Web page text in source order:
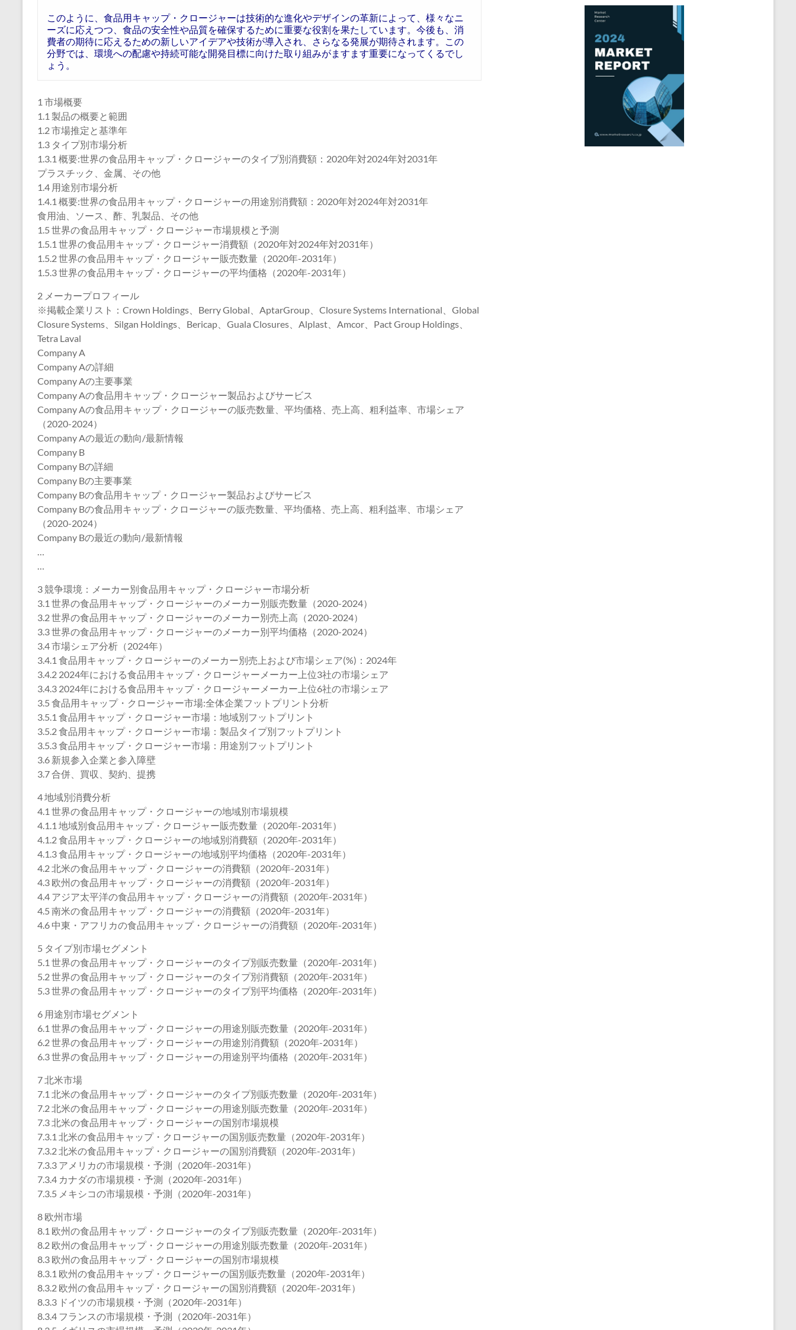
このように、食品用キャップ・クロージャーは技術的な進化やデザインの革新によって、様々なニ
ーズに応えつつ、食品の安全性や品質を確保するために重要な役割を果たしています。今後も、消
費者の期待に応えるための新しいアイデアや技術が導入され、さらなる発展が期待されます。この
分野では、環境への配慮や持続可能な開発目標に向けた取り組みがますます重要になってくるでし
ょう。
1 市場概要
1.1 製品の概要と範囲
1.2 市場推定と基準年
1.3 タイプ別市場分析
1.3.1 概要:世界の食品用キャップ・クロージャーのタイプ別消費額：2020年対2024年対2031年
プラスチック、金属、その他
1.4 用途別市場分析
1.4.1 概要:世界の食品用キャップ・クロージャーの用途別消費額：2020年対2024年対2031年
食用油、ソース、酢、乳製品、その他
1.5 世界の食品用キャップ・クロージャー市場規模と予測
1.5.1 世界の食品用キャップ・クロージャー消費額（2020年対2024年対2031年）
1.5.2 世界の食品用キャップ・クロージャー販売数量（2020年-2031年）
1.5.3 世界の食品用キャップ・クロージャーの平均価格（2020年-2031年）
2 メーカープロフィール
※掲載企業リスト：Crown Holdings、Berry Global、AptarGroup、Closure Systems International、Global
Closure Systems、Silgan Holdings、Bericap、Guala Closures、Alplast、Amcor、Pact Group Holdings、
Tetra Laval
Company A
Company Aの詳細
Company Aの主要事業
Company Aの食品用キャップ・クロージャー製品およびサービス
Company Aの食品用キャップ・クロージャーの販売数量、平均価格、売上高、粗利益率、市場シェア
（2020-2024）
Company Aの最近の動向/最新情報
Company B
Company Bの詳細
Company Bの主要事業
Company Bの食品用キャップ・クロージャー製品およびサービス
Company Bの食品用キャップ・クロージャーの販売数量、平均価格、売上高、粗利益率、市場シェア
（2020-2024）
Company Bの最近の動向/最新情報
…
…
3 競争環境：メーカー別食品用キャップ・クロージャー市場分析
3.1 世界の食品用キャップ・クロージャーのメーカー別販売数量（2020-2024）
3.2 世界の食品用キャップ・クロージャーのメーカー別売上高（2020-2024）
3.3 世界の食品用キャップ・クロージャーのメーカー別平均価格（2020-2024）
3.4 市場シェア分析（2024年）
3.4.1 食品用キャップ・クロージャーのメーカー別売上および市場シェア(%)：2024年
3.4.2 2024年における食品用キャップ・クロージャーメーカー上位3社の市場シェア
3.4.3 2024年における食品用キャップ・クロージャーメーカー上位6社の市場シェア
3.5 食品用キャップ・クロージャー市場:全体企業フットプリント分析
3.5.1 食品用キャップ・クロージャー市場：地域別フットプリント
3.5.2 食品用キャップ・クロージャー市場：製品タイプ別フットプリント
3.5.3 食品用キャップ・クロージャー市場：用途別フットプリント
3.6 新規参入企業と参入障壁
3.7 合併、買収、契約、提携
4 地域別消費分析
4.1 世界の食品用キャップ・クロージャーの地域別市場規模
4.1.1 地域別食品用キャップ・クロージャー販売数量（2020年-2031年）
4.1.2 食品用キャップ・クロージャーの地域別消費額（2020年-2031年）
4.1.3 食品用キャップ・クロージャーの地域別平均価格（2020年-2031年）
4.2 北米の食品用キャップ・クロージャーの消費額（2020年-2031年）
4.3 欧州の食品用キャップ・クロージャーの消費額（2020年-2031年）
4.4 アジア太平洋の食品用キャップ・クロージャーの消費額（2020年-2031年）
4.5 南米の食品用キャップ・クロージャーの消費額（2020年-2031年）
4.6 中東・アフリカの食品用キャップ・クロージャーの消費額（2020年-2031年）
5 タイプ別市場セグメント
5.1 世界の食品用キャップ・クロージャーのタイプ別販売数量（2020年-2031年）
5.2 世界の食品用キャップ・クロージャーのタイプ別消費額（2020年-2031年）
5.3 世界の食品用キャップ・クロージャーのタイプ別平均価格（2020年-2031年）
6 用途別市場セグメント
6.1 世界の食品用キャップ・クロージャーの用途別販売数量（2020年-2031年）
6.2 世界の食品用キャップ・クロージャーの用途別消費額（2020年-2031年）
6.3 世界の食品用キャップ・クロージャーの用途別平均価格（2020年-2031年）
7 北米市場
7.1 北米の食品用キャップ・クロージャーのタイプ別販売数量（2020年-2031年）
7.2 北米の食品用キャップ・クロージャーの用途別販売数量（2020年-2031年）
7.3 北米の食品用キャップ・クロージャーの国別市場規模
7.3.1 北米の食品用キャップ・クロージャーの国別販売数量（2020年-2031年）
7.3.2 北米の食品用キャップ・クロージャーの国別消費額（2020年-2031年）
7.3.3 アメリカの市場規模・予測（2020年-2031年）
7.3.4 カナダの市場規模・予測（2020年-2031年）
7.3.5 メキシコの市場規模・予測（2020年-2031年）
8 欧州市場
8.1 欧州の食品用キャップ・クロージャーのタイプ別販売数量（2020年-2031年）
8.2 欧州の食品用キャップ・クロージャーの用途別販売数量（2020年-2031年）
8.3 欧州の食品用キャップ・クロージャーの国別市場規模
8.3.1 欧州の食品用キャップ・クロージャーの国別販売数量（2020年-2031年）
8.3.2 欧州の食品用キャップ・クロージャーの国別消費額（2020年-2031年）
8.3.3 ドイツの市場規模・予測（2020年-2031年）
8.3.4 フランスの市場規模・予測（2020年-2031年）